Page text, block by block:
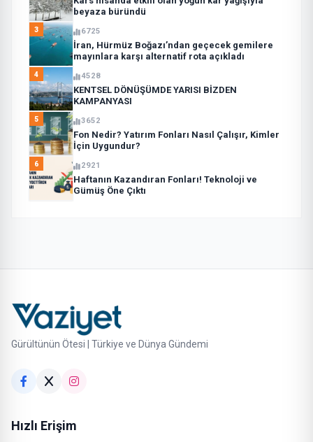
beyaza büründü
3 6725
İran, Hürmüz Boğazı’ndan geçecek gemilere
mayınlara karşı alternatif rota açıkladı
4 4528
KENTSEL DÖNÜŞÜMDE YARISI BİZDEN
KAMPANYASI
5 3652
Fon Nedir? Yatırım Fonları Nasıl Çalışır, Kimler
İçin Uygundur?
6 2921
Haftanın Kazandıran Fonları! Teknoloji ve
Gümüş Öne Çıktı
Gürültünün Ötesi | Türkiye ve Dünya Gündemi
Hızlı Erişim